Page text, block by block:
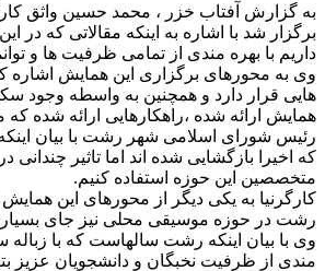
به گزارش آفتاب خزر ، محمد حسین واثق
برگزار شد با اشاره به اینکه مقالاتی که
داریم با بهره مندی از تمامی ظرفیت ها و
وی به محورهای برگزاری این همایش اشاره
هایی قرار دارد و همچنین به واسطه وجود
همایش ارائه شده ،راهکارهایی ارائه شده
رئیس شورای اسلامی شهر رشت با بیان
که اخیرا بازگشایی شده اند اما تاثیر
متخصصین این حوزه استفاده کنیم.
کارگرنیا به یکی دیگر از محورهای این
رشت در حوزه موسیقی محلی نیز جای
وی با بیان اینکه رشت سالهاست که با زباله
مندی از ظرفیت نخبگان و دانشجویان عزیز